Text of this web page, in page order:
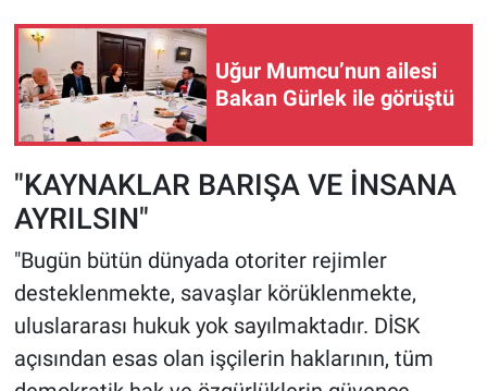
Uğur Mumcu’nun ailesi
Bakan Gürlek ile görüştü
​"KAYNAKLAR BARIŞA VE İNSANA
AYRILSIN"
​"Bugün bütün dünyada otoriter rejimler
desteklenmekte, savaşlar körüklenmekte,
uluslararası hukuk yok sayılmaktadır. DİSK
açısından esas olan işçilerin haklarının, tüm